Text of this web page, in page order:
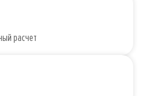
расчет